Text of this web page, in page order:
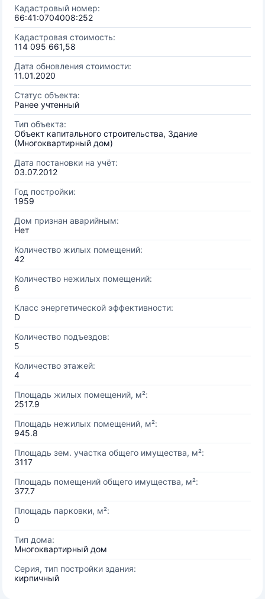
Кадастровый номер:
66:41:0704008:252
Кадастровая стоимость:
114 095 661,58
Дата обновления стоимости:
11.01.2020
Статус объекта:
Ранее учтенный
Тип объекта:
Объект капитального строительства, Здание
(Многоквартирный дом)
Дата постановки на учёт:
03.07.2012
Год постройки:
1959
Дом признан аварийным:
Нет
Количество жилых помещений:
42
Количество нежилых помещений:
6
Класс энергетической эффективности:
D
Количество подъездов:
5
Количество этажей:
4
Площадь жилых помещений, м²:
2517.9
Площадь нежилых помещений, м²:
945.8
Площадь зем. участка общего имущества, м²:
3117
Площадь помещений общего имущества, м²:
377.7
Площадь парковки, м²:
0
Тип дома:
Многоквартирный дом
Серия, тип постройки здания:
кирпичный